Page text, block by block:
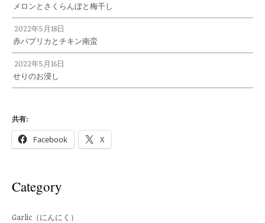
メロンとさくらんぼと梅干し
2022年5月18日
赤パプリカとチキン南蛮
2022年5月16日
せりのお浸し
共有:
Facebook X
Category
Garlic（にんにく）